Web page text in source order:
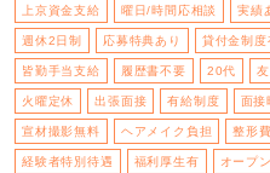
上京資金支給 曜日/時間応相談 実績
週休2日制 応募特典あり 貸付金制度
皆勤手当支給 履歴書不要 20代
火曜定休 出張面接 有給制度 面接
宣材撮影無料 ヘアメイク負担 整形
経験者特別待遇 福利厚生有 オープ